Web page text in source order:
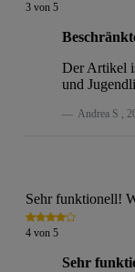
3 von 5
Der Artikel
und
Andrea S ,
Sehr funktionell!
4 von 5
Sehr